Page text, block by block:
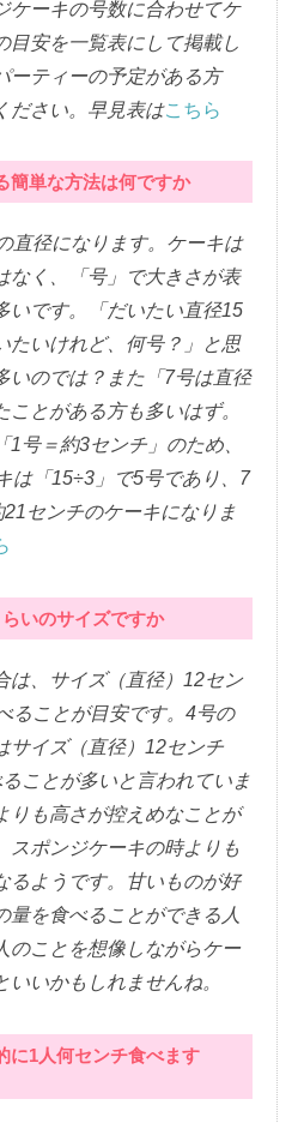
ケーキの号数に合わせてケ
目安を一覧表にして掲載し
ーティーの予定がある方
ださい。早見表はこちら
簡単な方法は何ですか
直径になります。ケーキは
なく、「号」で大きさが表
いです。「だいたい直径15
たいけれど、何号？」と思
いのでは？また「7号は直径
とがある方も多いはず。
1号＝約3センチ」のため、
は「15÷3」で5号であり、7
センチのケーキになりま
いのサイズですか
は、サイズ（直径）12セン
ることが目安です。4号の
サイズ（直径）12センチ
ことが多いと言われていま
りも高さが控えめなことが
スポンジケーキの時よりも
るようです。甘いものが好
量を食べることができる人
のことを想像しながらケー
いかもしれませんね。
に1人何センチ食べます